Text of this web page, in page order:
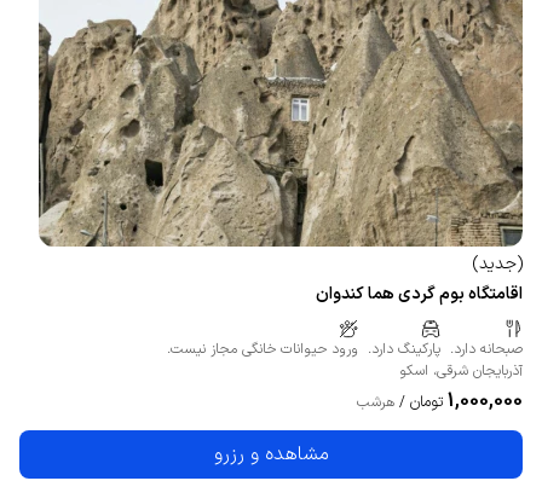
(جدید)
اقامتگاه بوم گردی هما کندوان
صبحانه دارد. پارکینگ دارد. ورود حیوانات خانگی مجاز نیست.
آذربایجان شرقی، اسکو
1,000,000 تومان / هرشب
مشاهده و رزرو